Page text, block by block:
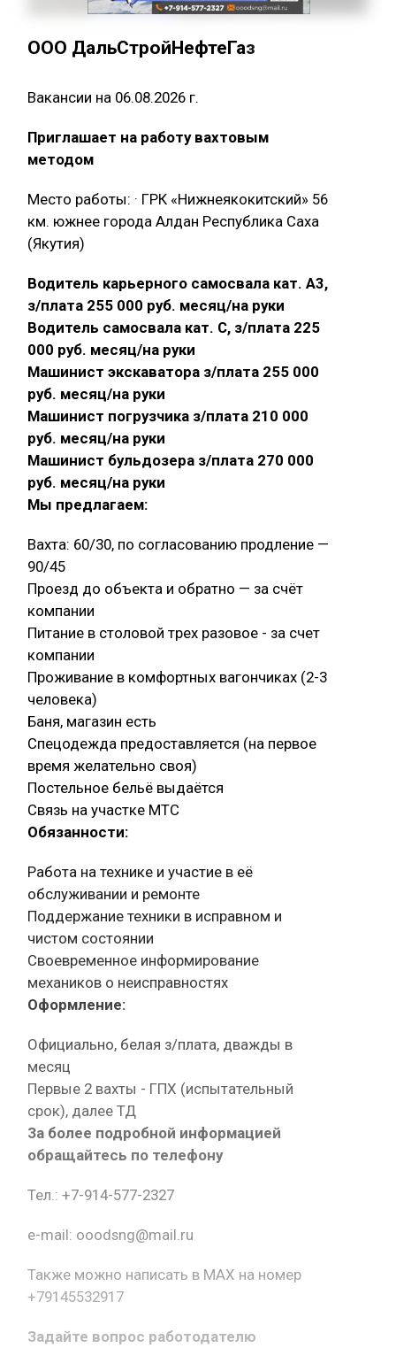
ООО ДальСтройНефтеГаз
Вакансии на 06.08.2026 г.
Приглашает на работу вахтовым
методом
Место работы: · ГРК «Нижнеякокитский» 56
км. южнее города Алдан Республика Саха
(Якутия)
Водитель карьерного самосвала кат. А3,
з/плата 255 000 руб. месяц/на руки
Водитель самосвала кат. С, з/плата 225
000 руб. месяц/на руки
Машинист экскаватора з/плата 255 000
руб. месяц/на руки
Машинист погрузчика з/плата 210 000
руб. месяц/на руки
Машинист бульдозера з/плата 270 000
руб. месяц/на руки
Мы предлагаем:
Вахта: 60/30, по согласованию продление —
90/45
Проезд до объекта и обратно — за счёт
компании
Питание в столовой трех разовое - за счет
компании
Проживание в комфортных вагончиках (2-3
человека)
Баня, магазин есть
Спецодежда предоставляется (на первое
время желательно своя)
Постельное бельё выдаётся
Связь на участке МТС
Обязанности:
Работа на технике и участие в её
обслуживании и ремонте
Поддержание техники в исправном и
чистом состоянии
Своевременное информирование
механиков о неисправностях
Оформление:
Официально, белая з/плата, дважды в
месяц
Первые 2 вахты - ГПХ (испытательный
срок), далее ТД
За более подробной информацией
обращайтесь по телефону
Тел.: +7-914-577-2327
e-mail: ooodsng@mail.ru
Также можно написать в MAX на номер
+79145532917
Задайте вопрос работодателю